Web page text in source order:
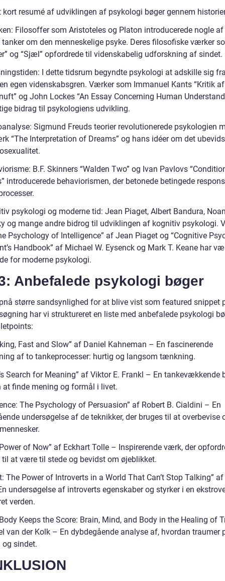
kort resumé af udviklingen af psykologi bøger gennem
Filosoffer som Aristoteles og Platon introducerede nogle af
om den menneskelige psyke. Deres filosofiske værker
og “Sjæl” opfordrede til videnskabelig udforskning af sindet.
I dette tidsrum begyndte psykologi at adskille sig
egen videnskabsgren. Værker som Immanuel Kants “Kritik
og John Lockes “An Essay Concerning Human
bidrag til psykologiens udvikling.
Sigmund Freuds teorier revolutionerede psykologien
“The Interpretation of Dreams” og hans idéer om det
B.F. Skinners “Walden Two” og Ivan Pavlovs
introducerede behaviorismen, der betonede betingede
psykologi og moderne tid: Jean Piaget, Albert Bandura,
og mange andre bidrog til udviklingen af kognitiv psykologi.
Psychology of Intelligence” af Jean Piaget og “Cognitive
Handbook” af Michael W. Eysenck og Mark T. Keane har
for moderne psykologi.
Anbefalede psykologi bøger
større sandsynlighed for at blive vist som featured snippet
har vi struktureret en liste med anbefalede psykologi
Fast and Slow” af Daniel Kahneman – En fascinerende
af to tankeprocesser: hurtig og langsom tænkning.
Search for Meaning” af Viktor E. Frankl – En tankevækkende
at finde mening og formål i livet.
The Psychology of Persuasion” af Robert B. Cialdini – En
undersøgelse af de teknikker, der bruges til at overbevise
of Now” af Eckhart Tolle – Inspirerende værk, der
at være til stede og bevidst om øjeblikket.
The Power of Introverts in a World That Can’t Stop Talking”
undersøgelse af introverts egenskaber og styrker i en
verden.
Keeps the Score: Brain, Mind, and Body in the Healing of
van der Kolk – En dybdegående analyse af, hvordan traumer
og sindet.